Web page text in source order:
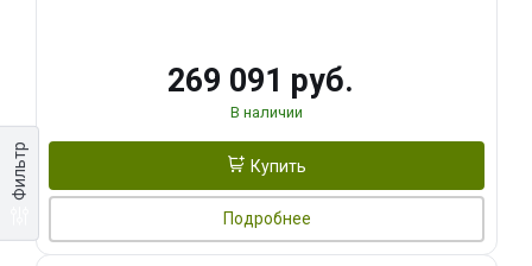
Фильтр
269 091 руб.
В наличии
Купить
Подробнее